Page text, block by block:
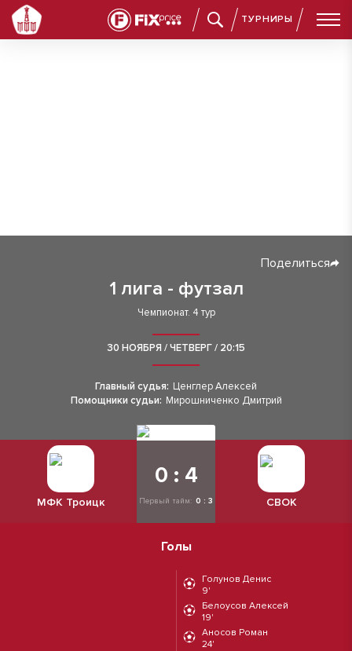
ТУРНИРЫ
1 лига - футзал
Поделиться
Чемпионат. 4 тур
30 НОЯБРЯ / ЧЕТВЕРГ / 20:15
Главный судья: Ценглер Алексей
Помощники судьи: Мирошниченко Дмитрий
МФК Троицк
0 : 4
Первый тайм: 0 : 3 СВОК
Голы
Голунов Денис
9'
Белоусов Алексей
19'
Аносов Роман
24'